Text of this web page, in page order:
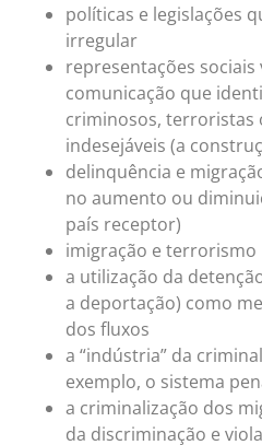
políticas e legislações
irregular
representações
comunicação que
criminosos, terroristas
indesejáveis (a
delinquência e
no aumento ou
país receptor)
imigração e terrorismo
a utilização da
a deportação) como
dos fluxos
a “indústria” da
exemplo, o sistema
a criminalização dos
da discriminação e